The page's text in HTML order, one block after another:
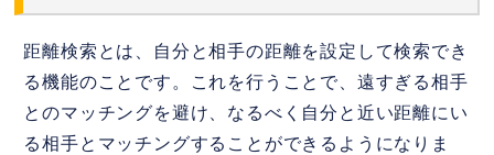
距離検索とは、自分と相手の距離を設定して検索でき
る機能のことです。これを行うことで、遠すぎる相手
とのマッチングを避け、なるべく自分と近い距離にい
る相手とマッチングすることができるようになりま